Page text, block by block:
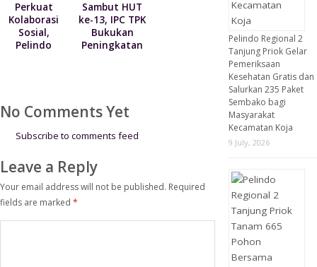
Perkuat
Kolaborasi
Sosial,
Pelindo
Paket
Sembako
kepada Kodim
Sambut HUT
ke-13, IPC TPK
Bukukan
Peningkatan
No Comments Yet
Subscribe to comments feed
Leave a Reply
Your email address will not be published. Required
fields are marked *
Pelindo Regional 2
Tanjung Priok Gelar
Pemeriksaan
Kesehatan Gratis dan
Salurkan 235 Paket
Sembako bagi
Masyarakat
Kecamatan Koja
9 July, 2026